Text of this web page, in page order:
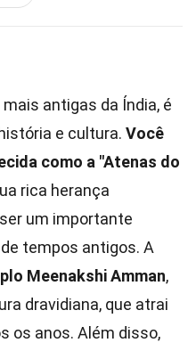
antigas da Índia, é
e cultura. Você
como a "Atenas do
rica herança
um importante
tempos antigos. A
Meenakshi Amman,
dravidiana, que atrai
os anos. Além disso,